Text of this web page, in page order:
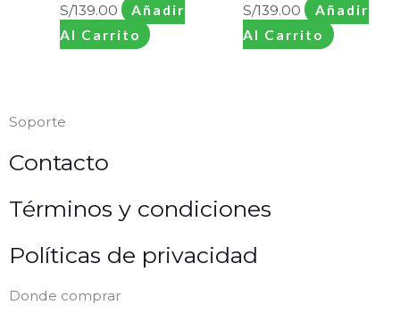
S/139.00
Añadir
Al Carrito
S/139.00
Añadir
Al Carrito
Soporte
Contacto
Términos y condiciones
Políticas de privacidad
Donde comprar